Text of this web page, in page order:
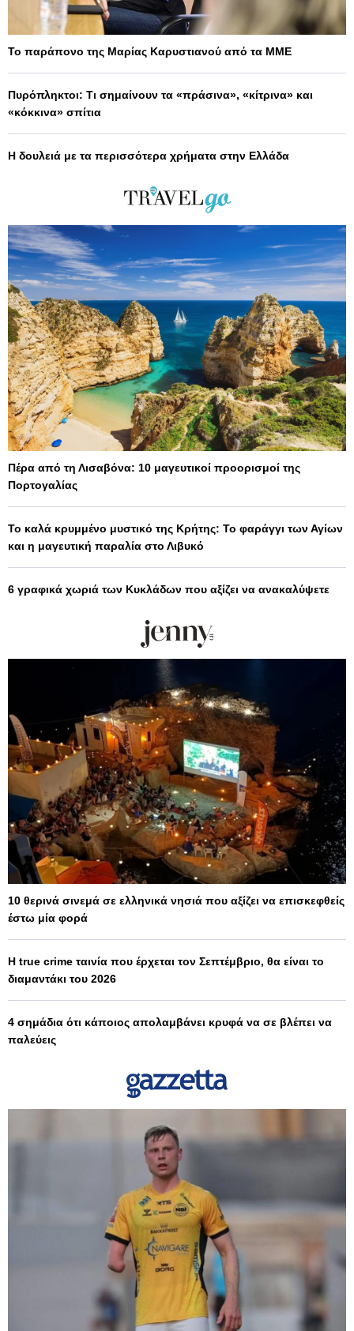
Το παράπονο της Μαρίας Καρυστιανού από τα ΜΜΕ
Πυρόπληκτοι: Τι σημαίνουν τα «πράσινα», «κίτρινα» και
«κόκκινα» σπίτια
Η δουλειά με τα περισσότερα χρήματα στην Ελλάδα
Πέρα από τη Λισαβόνα: 10 μαγευτικοί προορισμοί της
Πορτογαλίας
Το καλά κρυμμένο μυστικό της Κρήτης: Το φαράγγι των Αγίων
και η μαγευτική παραλία στο Λιβυκό
6 γραφικά χωριά των Κυκλάδων που αξίζει να ανακαλύψετε
10 θερινά σινεμά σε ελληνικά νησιά που αξίζει να επισκεφθείς
έστω μία φορά
Η true crime ταινία που έρχεται τον Σεπτέμβριο, θα είναι το
διαμαντάκι του 2026
4 σημάδια ότι κάποιος απολαμβάνει κρυφά να σε βλέπει να
παλεύεις